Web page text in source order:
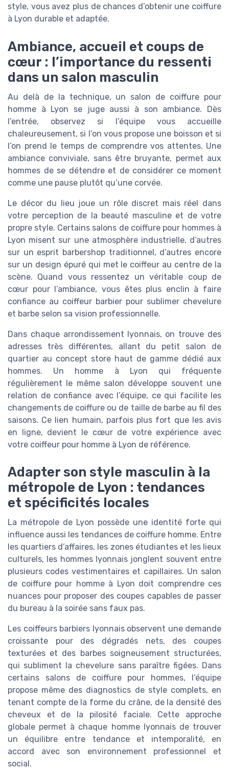
style, vous avez plus de chances d’obtenir une coiffure
à Lyon durable et adaptée.
Ambiance, accueil et coups de
cœur : l’importance du ressenti
dans un salon masculin
Au delà de la technique, un salon de coiffure pour
homme à Lyon se juge aussi à son ambiance. Dès
l’entrée, observez si l’équipe vous accueille
chaleureusement, si l’on vous propose une boisson et si
l’on prend le temps de comprendre vos attentes. Une
ambiance conviviale, sans être bruyante, permet aux
hommes de se détendre et de considérer ce moment
comme une pause plutôt qu’une corvée.
Le décor du lieu joue un rôle discret mais réel dans
votre perception de la beauté masculine et de votre
propre style. Certains salons de coiffure pour hommes à
Lyon misent sur une atmosphère industrielle, d’autres
sur un esprit barbershop traditionnel, d’autres encore
sur un design épuré qui met le coiffeur au centre de la
scène. Quand vous ressentez un véritable coup de
cœur pour l’ambiance, vous êtes plus enclin à faire
confiance au coiffeur barbier pour sublimer chevelure
et barbe selon sa vision professionnelle.
Dans chaque arrondissement lyonnais, on trouve des
adresses très différentes, allant du petit salon de
quartier au concept store haut de gamme dédié aux
hommes. Un homme à Lyon qui fréquente
régulièrement le même salon développe souvent une
relation de confiance avec l’équipe, ce qui facilite les
changements de coiffure ou de taille de barbe au fil des
saisons. Ce lien humain, parfois plus fort que les avis
en ligne, devient le cœur de votre expérience avec
votre coiffeur pour homme à Lyon de référence.
Adapter son style masculin à la
métropole de Lyon : tendances
et spécificités locales
La métropole de Lyon possède une identité forte qui
influence aussi les tendances de coiffure homme. Entre
les quartiers d’affaires, les zones étudiantes et les lieux
culturels, les hommes lyonnais jonglent souvent entre
plusieurs codes vestimentaires et capillaires. Un salon
de coiffure pour homme à Lyon doit comprendre ces
nuances pour proposer des coupes capables de passer
du bureau à la soirée sans faux pas.
Les coiffeurs barbiers lyonnais observent une demande
croissante pour des dégradés nets, des coupes
texturées et des barbes soigneusement structurées,
qui subliment la chevelure sans paraître figées. Dans
certains salons de coiffure pour hommes, l’équipe
propose même des diagnostics de style complets, en
tenant compte de la forme du crâne, de la densité des
cheveux et de la pilosité faciale. Cette approche
globale permet à chaque homme lyonnais de trouver
un équilibre entre tendance et intemporalité, en
accord avec son environnement professionnel et
social.